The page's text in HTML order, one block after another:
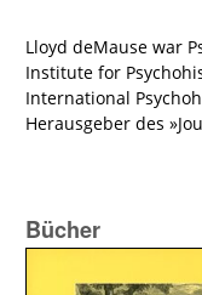
Lloyd deMause war
Institute for
International
Herausgeber des
Bücher